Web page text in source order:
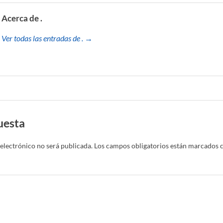
Acerca de .
Ver todas las entradas de . →
no será publicada. Los campos obligatorios están marcados